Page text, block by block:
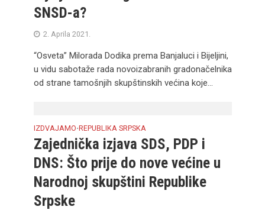
SNSD-a?
2. Aprila 2021.
“Osveta” Milorada Dodika prema Banjaluci i Bijeljini,
u vidu sabotaže rada novoizabranih gradonačelnika
od strane tamošnjih skupštinskih većina koje...
IZDVAJAMO•REPUBLIKA SRPSKA
Zajednička izjava SDS, PDP i
DNS: Što prije do nove većine u
Narodnoj skupštini Republike
Srpske